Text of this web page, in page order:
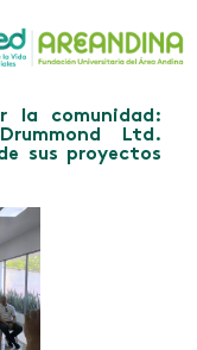
la comunidad:
Ltd.
sus proyectos